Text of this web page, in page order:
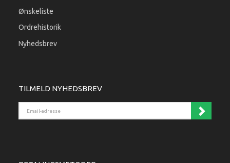
Ønskeliste
Ordrehistorik
Nyhedsbrev
TILMELD NYHEDSBREV